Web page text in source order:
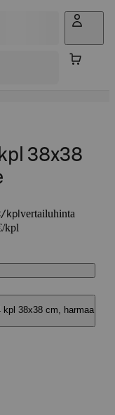
38x38
kpl vertailuhinta
kpl
38x38 cm, harmaa